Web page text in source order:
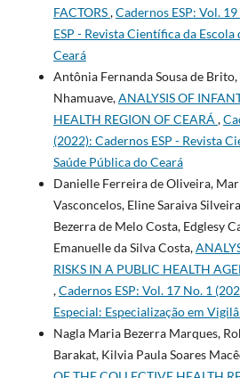
FACTORS,Cadernos ESP: Vol.
ESP - Revista Cientí­fica da Escola
Ceará
Antônia Fernanda Sousa de
Nhamuave,ANALYSIS OF
HEALTH REGION OF CEARÁ ,
(2022): Cadernos ESP - Revista
Saúde Pública do Ceará
Danielle Ferreira de Oliveira,
Vasconcelos, Eline Saraiva
Bezerra de Melo Costa, Edglesy
Emanuelle da Silva Costa,
RISKS IN A PUBLIC HEALTH
,Cadernos ESP: Vol. 17 No. 1
Especial: Especialização em
Nagla Maria Bezerra Marques,
Barakat, Kilvia Paula Soares